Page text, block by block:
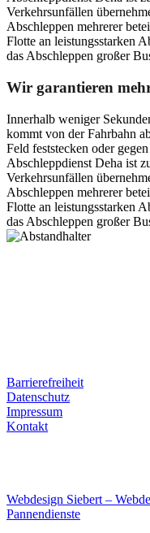
Verkehrsunfällen
Abschleppen mehrerer
Flotte an leistungsstarken
das Abschleppen großer
Wir garantieren
Innerhalb weniger
kommt von der Fahrbahn
Feld feststecken oder
Abschleppdienst Deha ist
Verkehrsunfällen
Abschleppen mehrerer
Flotte an leistungsstarken
das Abschleppen großer
Barrierefreiheit
Datenschutz
Impressum
Kontakt
Webdesign Siebert –
Pannendienste